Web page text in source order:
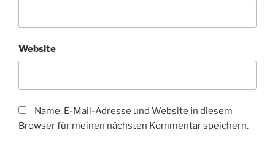
Website
Name, E-Mail-Adresse und Website in diesem
Browser für meinen nächsten Kommentar speichern.